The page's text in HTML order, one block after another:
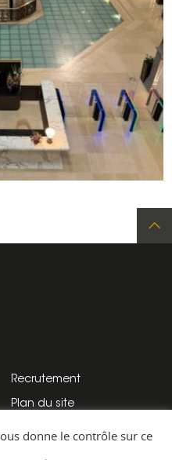
Recrutement
Plan du site
donne le contrôle sur ce